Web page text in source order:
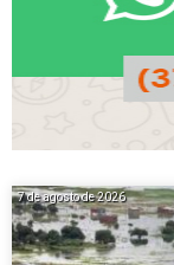
7 de agosto de 2026